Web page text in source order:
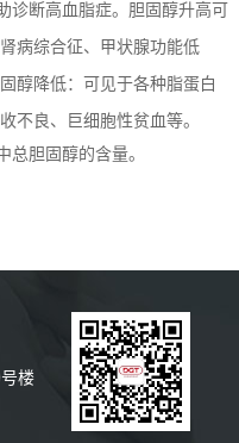
断高血脂症。胆固醇升高可
病综合征、甲状腺功能低
醇降低：可见于各种脂蛋白
不良、巨细胞性贫血等。
胆固醇的含量。
楼